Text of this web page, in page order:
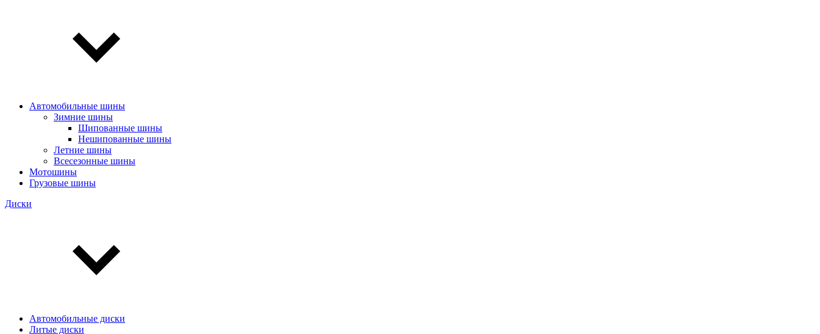
Автомобильные шины
Зимние шины
Шипованные шины
Нешипованные шины
Летние шины
Всесезонные шины
Мотошины
Грузовые шины
Диски
Автомобильные диски
Литые диски